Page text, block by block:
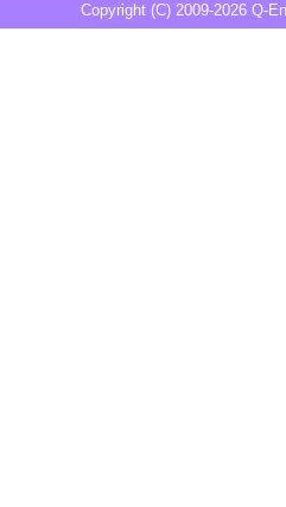
Copyright (C) 2009-2026 Q-